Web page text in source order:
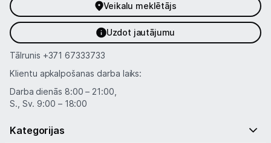
Veikalu meklētājs
Uzdot jautājumu
Tālrunis +371 67333733
Klientu apkalpošanas darba laiks:
Darba dienās 8:00 – 21:00,
S., Sv. 9:00 – 18:00
Kategorijas